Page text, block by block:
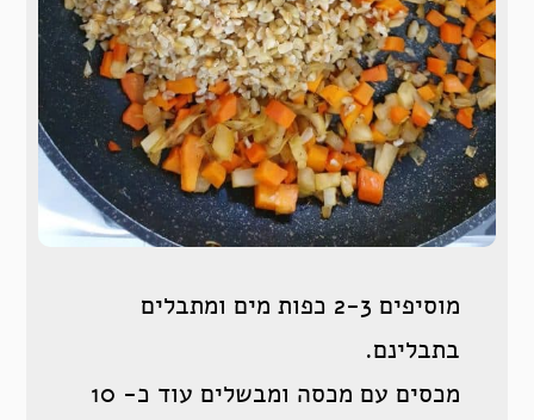
מוסיפים 2-3 כפות מים ומתבלים
בתבלינם.
מכסים עם מכסה ומבשלים עוד כ- 10